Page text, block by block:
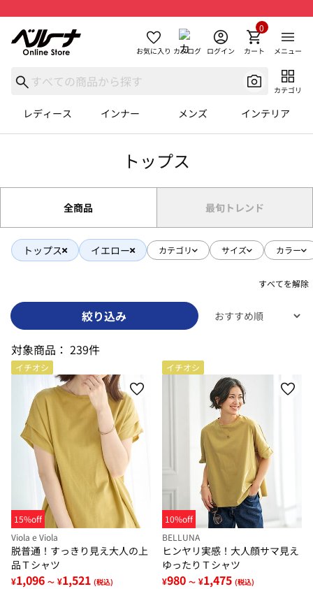
お気に入り カタログ ログイン カート
0
メニュー
カテゴリ
レディース インナー メンズ インテリア
トップス
全商品 最旬トレンド
トップス イエロー カテゴリ サイズ カラー
すべてを解除
絞り込み
対象商品： 239件
イチオシ
15%off
Viola e Viola
脱普通！すっきり見え大人の上
品Ｔシャツ
¥1,096 ～ ¥1,521 (税込)
イチオシ
10%off
BELLUNA
ヒンヤリ実感！大人顔サマ見え
ゆったりＴシャツ
¥980 ～ ¥1,475 (税込)